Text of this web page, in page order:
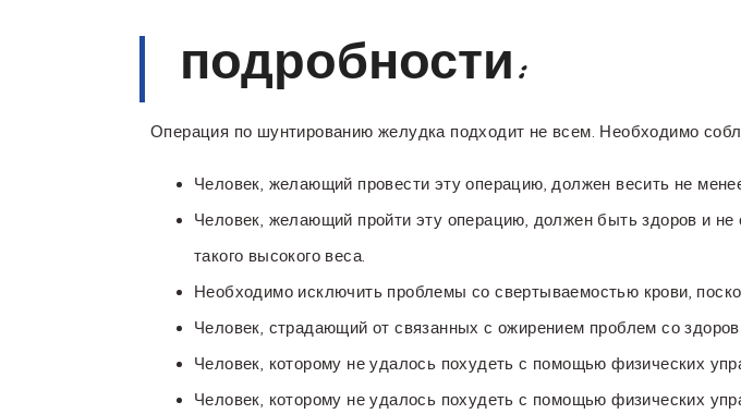
подробности:
Операция по шунтированию желудка подходит не всем. Необходимо
Человек, желающий провести эту операцию, должен весить не
Человек, желающий пройти эту операцию, должен быть здоров и не
такого высокого веса.
Необходимо исключить проблемы со свертываемостью крови,
Человек, страдающий от связанных с ожирением проблем со
Человек, которому не удалось похудеть с помощью физических
Человек, которому не удалось похудеть с помощью физических